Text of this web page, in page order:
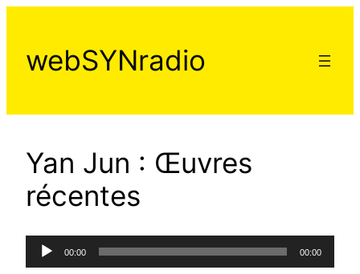
contenu
webSYNradio
Yan Jun : Œuvres
récentes
Lecteur
audio
00:00 00:00